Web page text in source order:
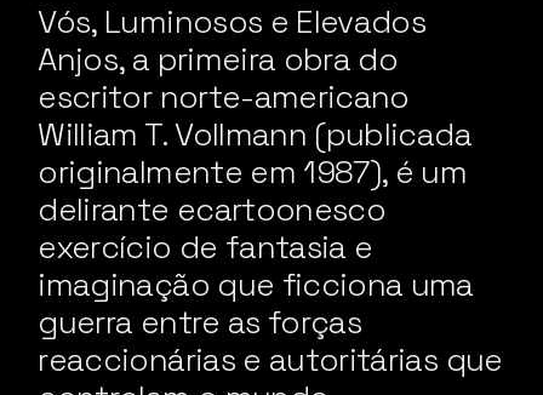
Vós, Luminosos e Elevados
Anjos, a primeira obra do
escritor norte-americano
William T. Vollmann (publicada
originalmente em 1987), é um
delirante ecartoonesco
exercício de fantasia e
imaginação que ficciona uma
guerra entre as forças
reaccionárias e autoritárias que